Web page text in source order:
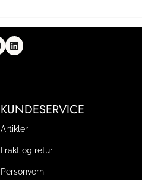
KUNDESERVICE
Artikler
Frakt og retur
Personvern